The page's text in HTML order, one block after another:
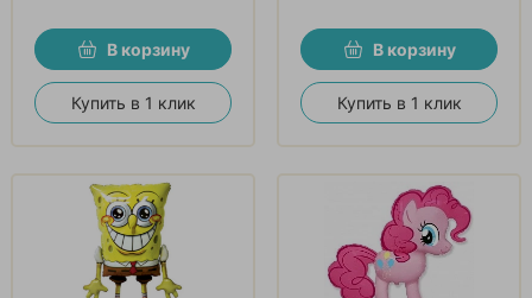
В корзину
Купить в 1 клик
В корзину
Купить в 1 клик